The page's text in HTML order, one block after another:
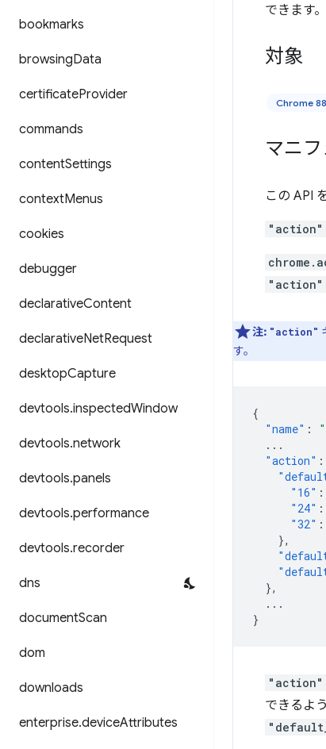
bookmarks
browsingData
certificateProvider
commands
contentSettings
contextMenus
cookies
debugger
declarativeContent
declarativeNetRequest
desktopCapture
devtools.inspectedWindow
devtools.network
devtools.panels
devtools.performance
devtools.recorder
dns
documentScan
dom
downloads
enterprise.deviceAttributes
できます。
対象
Chrome
マニ
この API
"action"
"action"
注: "action"
す。
{
"name" :
...
"action" :
"16" :
"24" :
"32" :
},
},
...
}
"action"
できるよ